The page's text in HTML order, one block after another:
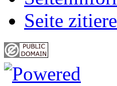
Seite